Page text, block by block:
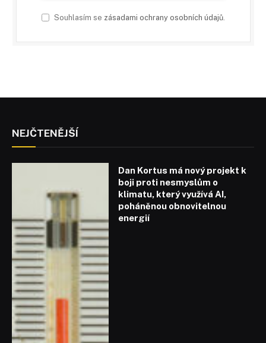
Souhlasím se zásadami ochrany osobních údajů.
NEJČTENĚJŠÍ
Dan Kortus má nový projekt k
boji proti nesmyslům o
klimatu, který využívá AI,
poháněnou obnovitelnou
energií